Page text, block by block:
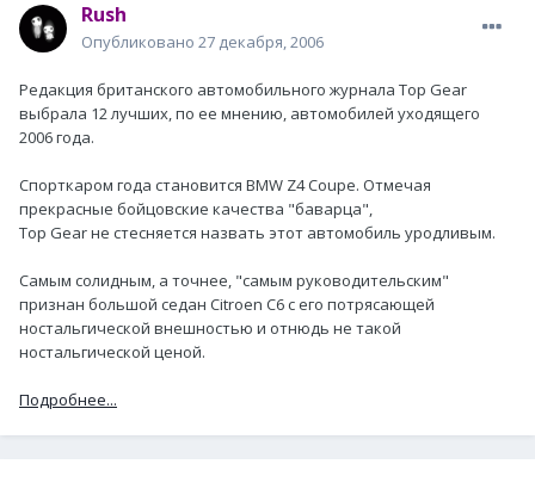
Rush
Опубликовано 27 декабря, 2006
Редакция британского автомобильного журнала Top Gear
выбрала 12 лучших, по ее мнению, автомобилей уходящего
2006 года.
Спорткаром года становится BMW Z4 Coupe. Отмечая
прекрасные бойцовские качества "баварца",
Top Gear не стесняется назвать этот автомобиль уродливым.
Самым солидным, а точнее, "самым руководительским"
признан большой седан Citroen C6 с его потрясающей
ностальгической внешностью и отнюдь не такой
ностальгической ценой.
Подробнее...